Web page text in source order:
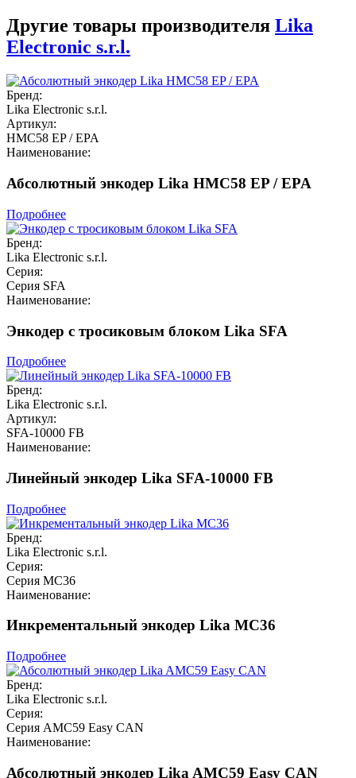
Другие товары производителя Lika
Electronic s.r.l.
Бренд:
Lika Electronic s.r.l.
Артикул:
HMC58 EP / EPA
Наименование:
Абсолютный энкодер Lika HMC58 EP / EPA
Подробнее
Бренд:
Lika Electronic s.r.l.
Серия:
Серия SFA
Наименование:
Энкодер с тросиковым блоком Lika SFA
Подробнее
Бренд:
Lika Electronic s.r.l.
Артикул:
SFA-10000 FB
Наименование:
Линейный энкодер Lika SFA-10000 FB
Подробнее
Бренд:
Lika Electronic s.r.l.
Серия:
Серия MC36
Наименование:
Инкрементальный энкодер Lika MC36
Подробнее
Бренд:
Lika Electronic s.r.l.
Серия:
Серия AMC59 Easy CAN
Наименование:
Абсолютный энкодер Lika AMC59 Easy CAN